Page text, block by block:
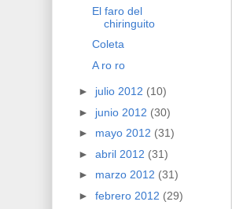
El faro del
chiringuito
Coleta
A ro ro
► julio 2012 (10)
► junio 2012 (30)
► mayo 2012 (31)
► abril 2012 (31)
► marzo 2012 (31)
► febrero 2012 (29)